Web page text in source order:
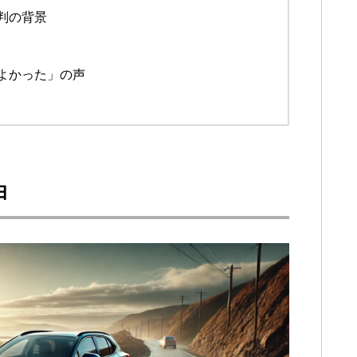
の背景
かった」の声